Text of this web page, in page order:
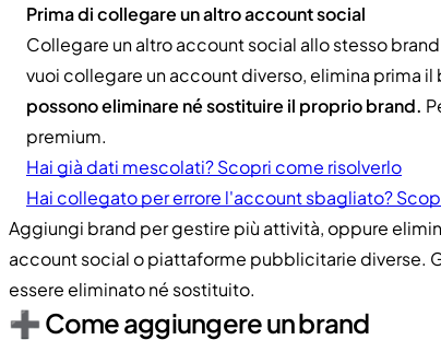
Prima di collegare un altro account social
Collegare un altro account social allo stesso
vuoi collegare un account diverso, elimina prima il
possono eliminare né sostituire il proprio brand.
premium.
Hai già dati mescolati? Scopri come risolverlo
Hai collegato per errore l'account sbagliato?
Aggiungi brand per gestire più attività, oppure
account social o piattaforme pubblicitarie diverse.
essere eliminato né sostituito.
➕ Come aggiungere un brand